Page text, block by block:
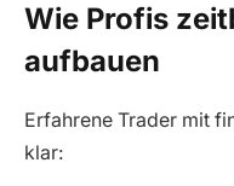
Wie Profis
aufbauen
Erfahrene Trader mit
klar: